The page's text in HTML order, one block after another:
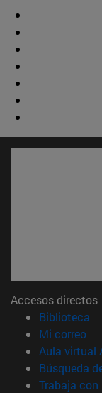
Accesos directos
Biblioteca
Mi correo
Aula virtual
Búsqueda
Trabaja